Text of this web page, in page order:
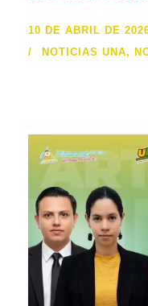
10 DE ABRIL DE
NOTICIAS UNA,